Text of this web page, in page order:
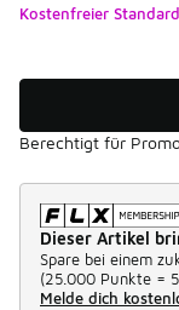
Kostenfreier
Berechtigt für
Dieser Artikel
Spare bei einem
(25.000 Punkte =
Melde dich